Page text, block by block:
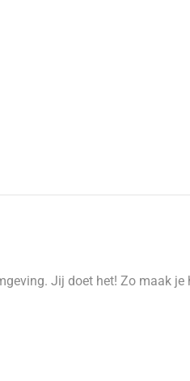
Jij doet het! Zo maak je